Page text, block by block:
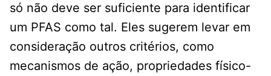
só não deve ser suficiente para identificar
um PFAS como tal. Eles sugerem levar em
consideração outros critérios, como
mecanismos de ação, propriedades físico-